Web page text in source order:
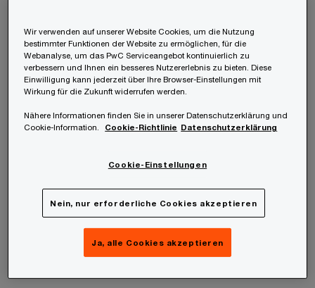
Begünstigungen auf Substanzbasis
(Substance-based Tax Incentive Safe
Harbour, ab 2026),
einen neuen Side-by-Side-Safe Harbourals
sowie einen neuen Ultimate Parent Entity-Safe
Harbour (UPE Safe Harbour) ab 2026.
Zielsetzung
Wir verwenden auf unserer Website Cookies, um die Nutzung
bestimmter Funktionen der Website zu ermöglichen, für die
Webanalyse, um das PwC Serviceangebot kontinuierlich zu
verbessern und Ihnen ein besseres Nutzererlebnis zu bieten. Diese
Einwilligung kann jederzeit über Ihre Browser-Einstellungen mit
Wirkung für die Zukunft widerrufen werden.
Nähere Informationen finden Sie in unserer Datenschutzerklärung und
Cookie-Information.
Cookie-Richtlinie Datenschutzerklärung
Cookie-Einstellungen
Nein, nur erforderliche Cookies akzeptieren
Ja, alle Cookies akzeptieren